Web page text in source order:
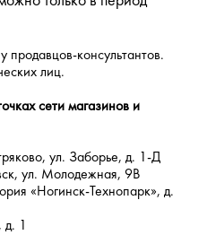
продавцов-консультантов.
лиц.
сети магазинов и
ул. Заборье, д. 1-Д
ул. Молодежная, 9В
«Ногинск-Технопарк», д.
д. 1